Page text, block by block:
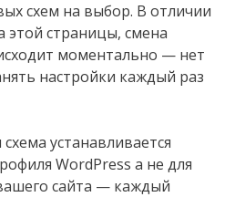
схем на выбор. В отличии
этой страницы, смена
моментально — нет
настройки каждый раз
устанавливается
WordPress а не для
сайта — каждый